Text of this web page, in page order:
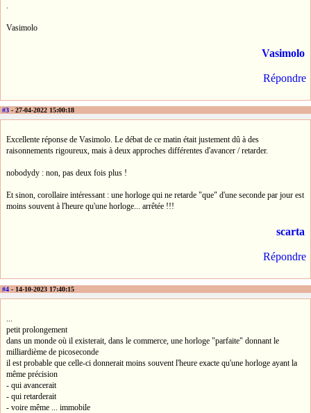
Vasimolo
Vasimolo
Répondre
#3 - 27-04-2022 15:00:18
Excellente réponse de Vasimolo. Le débat de ce matin était justement dû à des
raisonnements rigoureux, mais à deux approches différentes d'avancer / retarder.
nobodydy : non, pas deux fois plus !
Et sinon, corollaire intéressant : une horloge qui ne retarde "que" d'une seconde par jour est
moins souvent à l'heure qu'une horloge... arrêtée !!!
scarta
Répondre
#4 - 14-10-2023 17:40:15
...
petit prolongement
dans un monde où il existerait, dans le commerce, une horloge "parfaite" donnant le
milliardième de picoseconde
il est probable que celle-ci donnerait moins souvent l'heure exacte qu'une horloge ayant la
même précision
- qui avancerait
- qui retarderait
- voire même ... immobile